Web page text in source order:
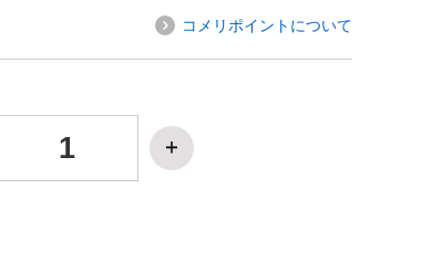
コメリポイントについて